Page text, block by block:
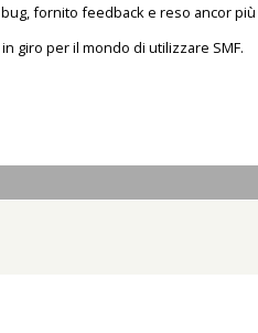
fornito feedback e reso ancor
giro per il mondo di utilizzare SMF.